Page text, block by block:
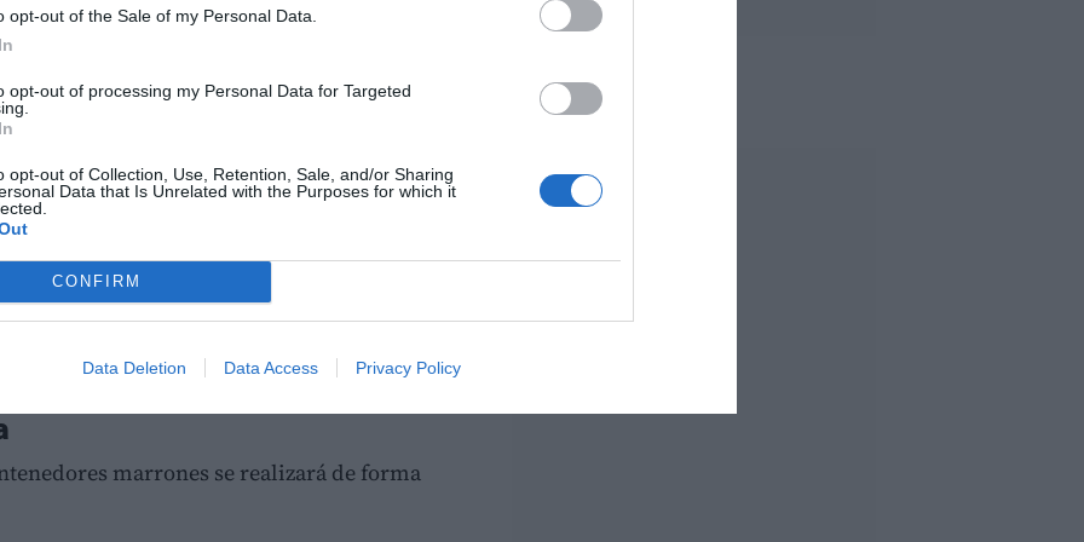
opt-out of the Sale of my Personal Data.
opt-out of processing my Personal Data for Targeted
opt-out of Collection, Use, Retention, Sale, and/or Sharing
Data that Is Unrelated with the Purposes for which it
CONFIRM
Data Deletion Data Access Privacy Policy
de residuos
y participen activamente podrán
20% en la tasa municipal de residuospor la
en el futurootra bonificación
en programas de compostaje
fiscal reguladora de la tasa de
poda y voluminosos de Riba-roja de
marrones se realizará de forma
LO MÁS LEÍDO